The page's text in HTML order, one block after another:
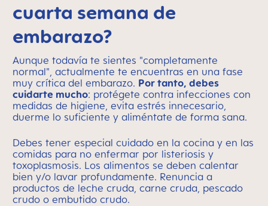
cuarta semana de
embarazo?
Aunque todavía te sientes "completamente
normal", actualmente te encuentras en una fase
muy crítica del embarazo. Por tanto, debes
cuidarte mucho: protégete contra infecciones con
medidas de higiene, evita estrés innecesario,
duerme lo suficiente y aliméntate de forma sana.
Debes tener especial cuidado en la cocina y en las
comidas para no enfermar por listeriosis y
toxoplasmosis. Los alimentos se deben calentar
bien y/o lavar profundamente. Renuncia a
productos de leche cruda, carne cruda, pescado
crudo o embutido crudo.